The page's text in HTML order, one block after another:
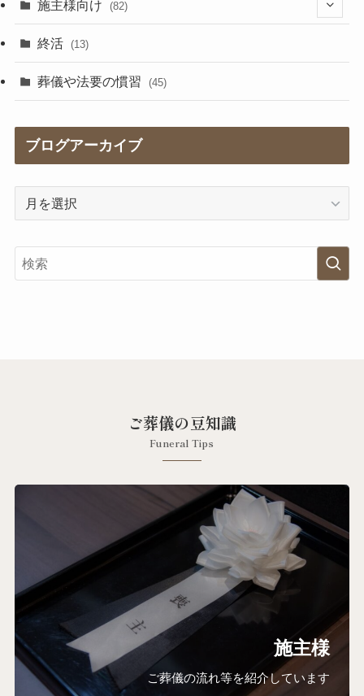
施主様向け (82)
(41)
(2)
終活 (13)
葬儀や法要の慣習 (45)
ブログアーカイブ
ア
ー
ご葬儀の豆知識
Funeral Tips
施主様
ご葬儀の流れ等を紹介しています